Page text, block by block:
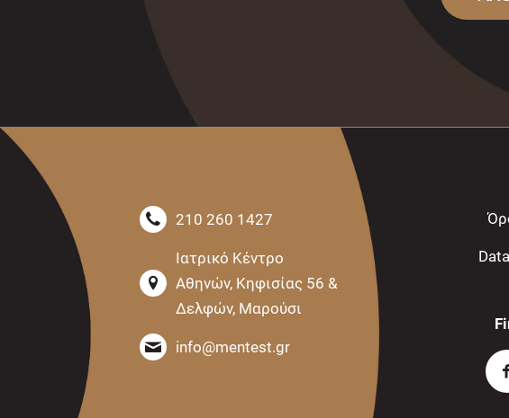
210 260 1427
Ιατρικό Κέντρο
Αθηνών, Κηφισίας 56 &
Δελφών, Μαρούσι
info@mentest.gr